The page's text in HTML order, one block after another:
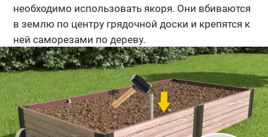
необходимо использовать якоря. Они вбиваются
в землю по центру грядочной доски и крепятся к
ней саморезами по дереву.